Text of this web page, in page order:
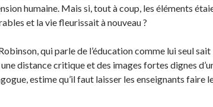
humaine. Mais si, tout à coup, les éléments
et la vie fleurissait à nouveau ?
qui parle de l’éducation comme lui seul
distance critique et des images fortes dignes
estime qu’il faut laisser les enseignants faire